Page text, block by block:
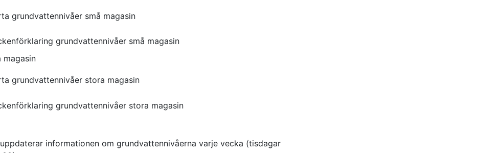
magasin
informationen om grundvattennivåerna varje vecka (tisdagar